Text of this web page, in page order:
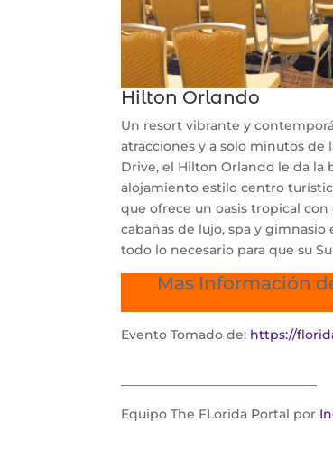
Hilton Orlando
Un resort vibrante y
atracciones y a solo minutos
Drive, el Hilton Orlando le da la
alojamiento estilo centro
que ofrece un oasis tropical
cabañas de lujo, spa y
todo lo necesario para que su
Mas Información
Evento Tomado de: https://
Equipo The FLorida Portal por